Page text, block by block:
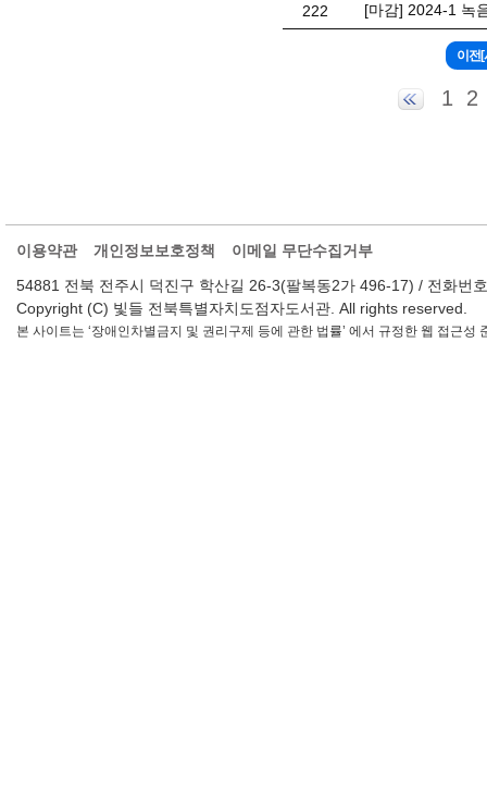
222 [마감] 2024-1 녹
1 2
이용약관 개인정보보호정책
이메일 무단수집거부
54881 전북 전주시 덕진구 학산길 26-3(팔복동2가 496-17) / 전화
Copyright (C) 빛들 전북특별자치도점자도서관. All rights reserved.
본 사이트는 ‘장애인차별금지 및 권리구제 등에 관한 법률’ 에서 규정한 웹 접근